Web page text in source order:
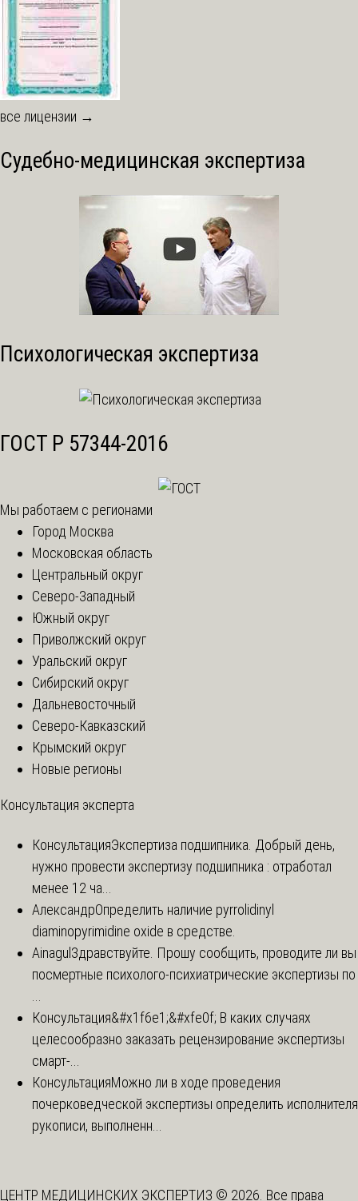
все лицензии →
Судебно-медицинская экспертиза
Психологическая экспертиза
ГОСТ Р 57344-2016
Мы работаем с регионами
Город Москва
Московская область
Центральный округ
Северо-Западный
Южный округ
Приволжский округ
Уральский округ
Сибирский округ
Дальневосточный
Северо-Кавказский
Крымский округ
Новые регионы
Консультация эксперта
КонсультацияЭкспертиза подшипника. Добрый день,
нужно провести экспертизу подшипника : отработал
менее 12 ча...
АлександрОпределить наличие pyrrolidinyl
diaminopyrimidine oxide в средстве.
AinagulЗдравствуйте. Прошу сообщить, проводите ли вы
посмертные психолого-психиатрические экспертизы по
Консультация&#x1f6e1;&#xfe0f; В каких случаях
целесообразно заказать рецензирование экспертизы
смарт-...
КонсультацияМожно ли в ходе проведения
почерковедческой экспертизы определить исполнителя
рукописи, выполненн...
ЦЕНТР МЕДИЦИНСКИХ ЭКСПЕРТИЗ © 2026. Все права